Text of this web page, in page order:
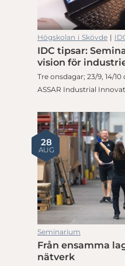
Högskolan i Skövde |
IDC tipsar:
vision för
Tre onsdagar; 23/9, 14/10
ASSAR Industrial
28
AUG
Seminarium
Från ensamma
nätverk